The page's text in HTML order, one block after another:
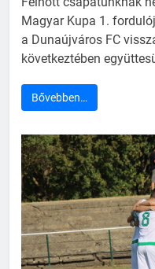
Magyar Kupa 1.
a Dunaújváros FC
következtében
Bővebben…